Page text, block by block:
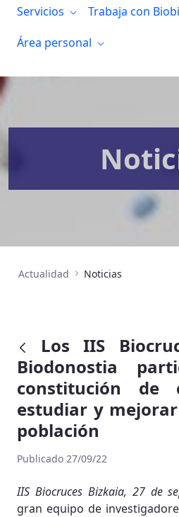
Servicios
Trabaja con
Área personal
Actualidad Noticias
Los IIS
Biodonostia
constitución de
estudiar y
población
Publicado 27/09/22
IIS Biocruces Bizkaia, 27 de
gran equipo de